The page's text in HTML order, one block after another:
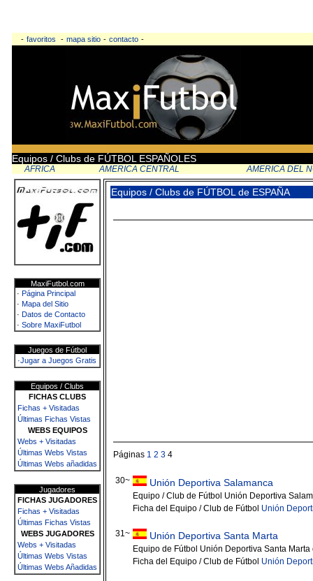
- favoritos - mapa sitio - contacto -
Equipos / Clubs de FÚTBOL ESPAÑOLES
AFRICA AMERICA CENTRAL AMERICA DEL
MaxiFutbol.com
· Página Principal
· Mapa del Sitio
· Datos de Contacto
· Sobre MaxiFutbol
Juegos de Fútbol
·Jugar a Juegos Gratis
Equipos / Clubs
FICHAS CLUBS
Fichas + Visitadas
Últimas Fichas Vistas
WEBS EQUIPOS
Webs + Visitadas
Últimas Webs Vistas
Últimas Webs añadidas
Jugadores
FICHAS JUGADORES
Fichas + Visitadas
Últimas Fichas Vistas
WEBS JUGADORES
Webs + Visitadas
Últimas Webs Vistas
Últimas Webs Añadidas
Equipos / Clubs de FÚTBOL de ESPAÑA
Páginas 1 2 3 4
30~ Unión Deportiva Salamanca
Equipo / Club de Fútbol Unión Deportiva
Ficha del Equipo / Club de Fútbol Unión
31~ Unión Deportiva Santa Marta
Equipo de Fútbol Unión Deportiva Santa
Ficha del Equipo / Club de Fútbol Unión